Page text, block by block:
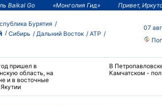
Baikal Go «Монголия Гид» Привет,
Бурятия
Сибирь Дальний Восток
АТР
07
пришел в
область, на
и в восточные
В
Камчатском -